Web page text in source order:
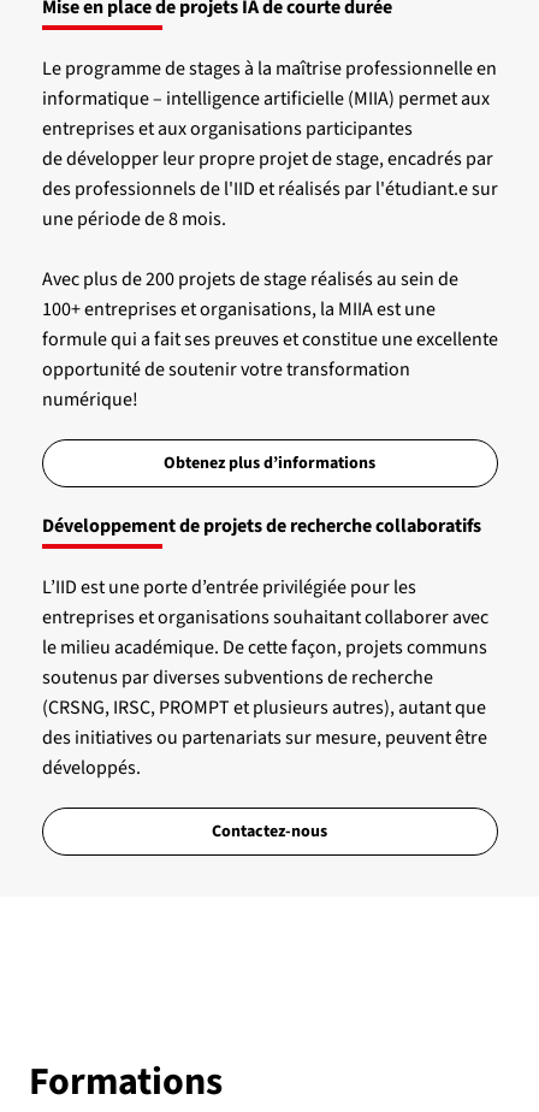
Mise en place de projets IA de courte durée
Le programme de stages à la maîtrise professionnelle en
informatique – intelligence artificielle (MIIA) permet aux
entreprises et aux organisations participantes
de développer leur propre projet de stage, encadrés par
des professionnels de l'IID et réalisés par l'étudiant.e sur
une période de 8 mois.
Avec plus de 200 projets de stage réalisés au sein de
100+ entreprises et organisations, la MIIA est une
formule qui a fait ses preuves et constitue une excellente
opportunité de soutenir votre transformation
numérique!
Obtenez plus d’informations
Développement de projets de recherche collaboratifs
L’IID est une porte d’entrée privilégiée pour les
entreprises et organisations souhaitant collaborer avec
le milieu académique. De cette façon, projets communs
soutenus par diverses subventions de recherche
(CRSNG, IRSC, PROMPT et plusieurs autres), autant que
des initiatives ou partenariats sur mesure, peuvent être
développés.
Contactez-nous
Formations